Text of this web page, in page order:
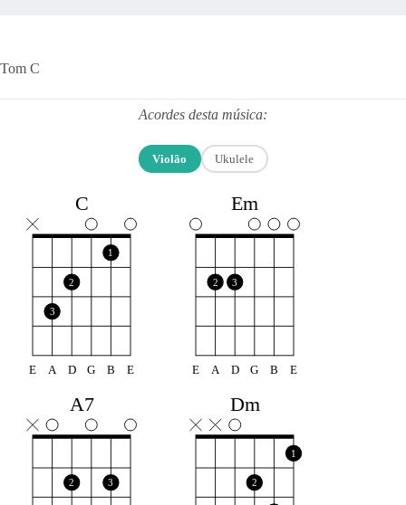
Tom C
Acordes desta música:
Violão Ukulele
C
3
2
1
E A D G B E
Em
2 3
E A D G B E
A7
2 3
Dm
2
1